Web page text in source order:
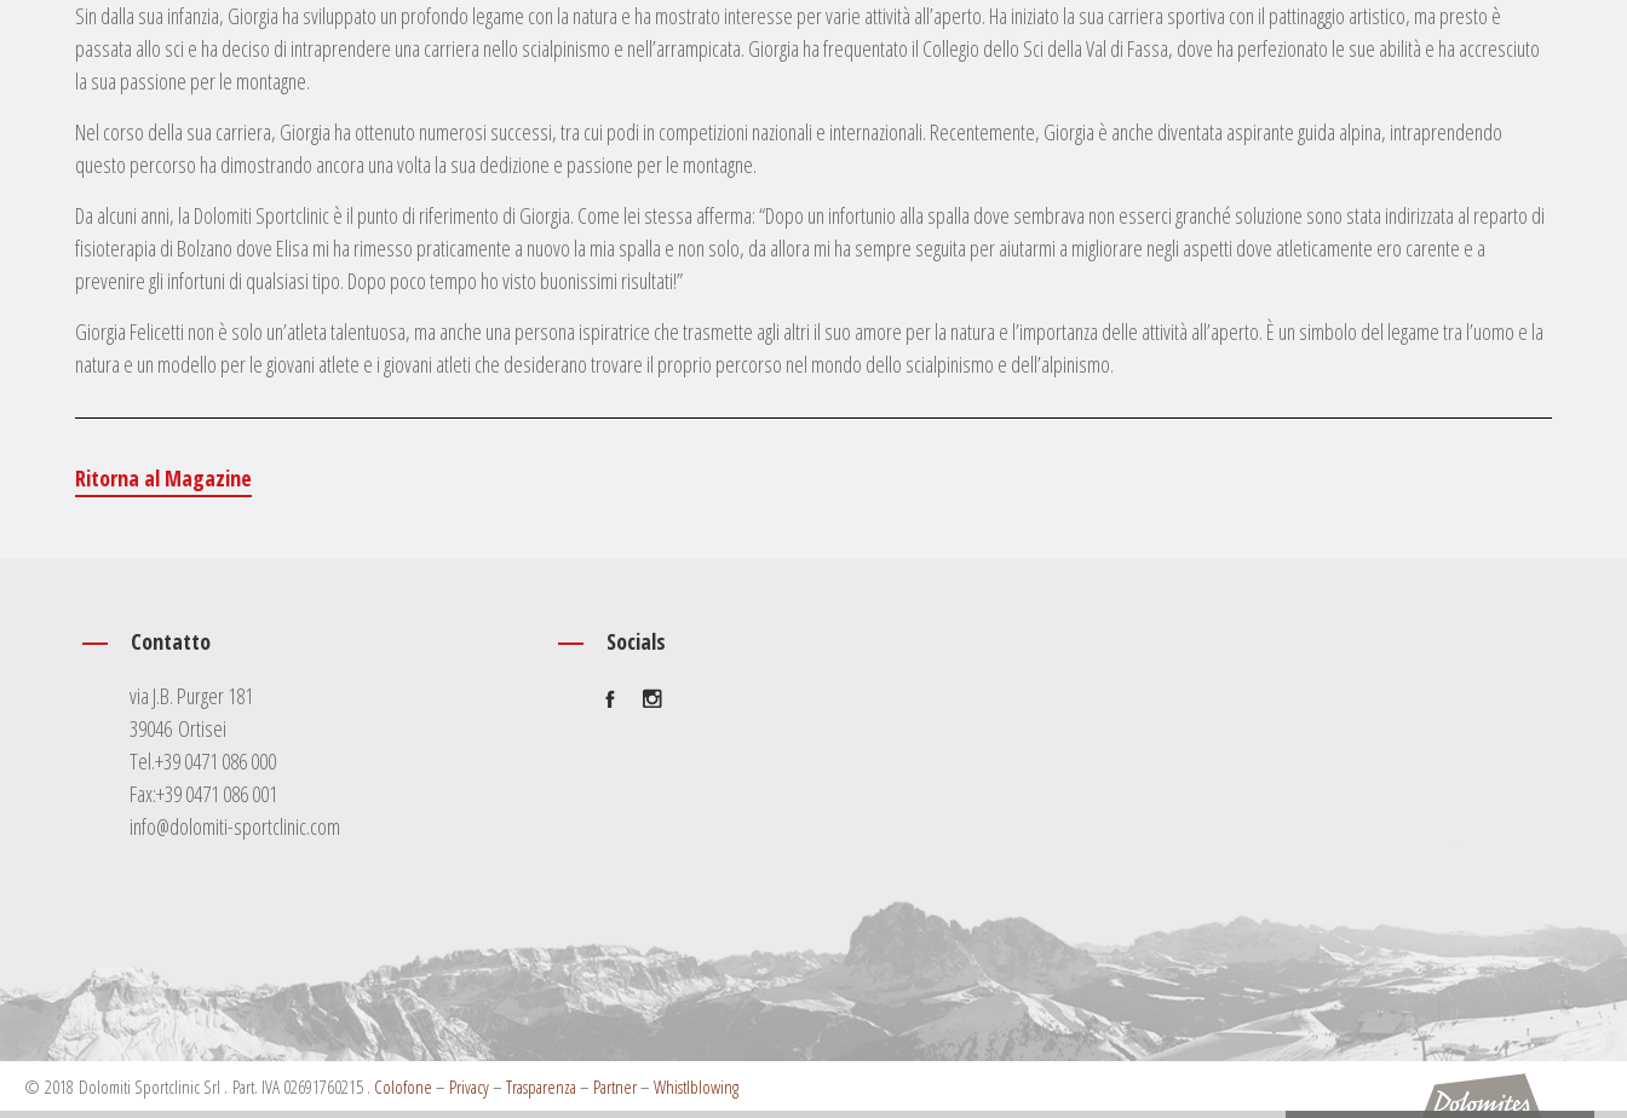
Sin dalla sua infanzia, Giorgia ha sviluppato un profondo legame con la natura e ha mostrato interesse per varie attività all’aperto. Ha iniziato la sua carriera sportiva con il pattinaggio artistico, ma presto è
passata allo sci e ha deciso di intraprendere una carriera nello scialpinismo e nell’arrampicata. Giorgia ha frequentato il Collegio dello Sci della Val di Fassa, dove ha perfezionato le sue abilità e ha accresciuto
la sua passione per le montagne.
Nel corso della sua carriera, Giorgia ha ottenuto numerosi successi, tra cui podi in competizioni nazionali e internazionali. Recentemente, Giorgia è anche diventata aspirante guida alpina, intraprendendo
questo percorso ha dimostrando ancora una volta la sua dedizione e passione per le montagne.
Da alcuni anni, la Dolomiti Sportclinic è il punto di riferimento di Giorgia. Come lei stessa afferma: “Dopo un infortunio alla spalla dove sembrava non esserci granché soluzione sono stata indirizzata al reparto di
fisioterapia di Bolzano dove Elisa mi ha rimesso praticamente a nuovo la mia spalla e non solo, da allora mi ha sempre seguita per aiutarmi a migliorare negli aspetti dove atleticamente ero carente e a
prevenire gli infortuni di qualsiasi tipo. Dopo poco tempo ho visto buonissimi risultati!”
Giorgia Felicetti non è solo un’atleta talentuosa, ma anche una persona ispiratrice che trasmette agli altri il suo amore per la natura e l’importanza delle attività all’aperto. È un simbolo del legame tra l’uomo e la
natura e un modello per le giovani atlete e i giovani atleti che desiderano trovare il proprio percorso nel mondo dello scialpinismo e dell’alpinismo.
Ritorna al Magazine
Contatto
via J.B. Purger 181
39046 Ortisei
Tel.+39 0471 086 000
Fax:+39 0471 086 001
info@dolomiti-sportclinic.com
Socials
© 2018 Dolomiti Sportclinic Srl . Part. IVA 02691760215 . Colofone – Privacy– Trasparenza – Partner– Whistlblowing